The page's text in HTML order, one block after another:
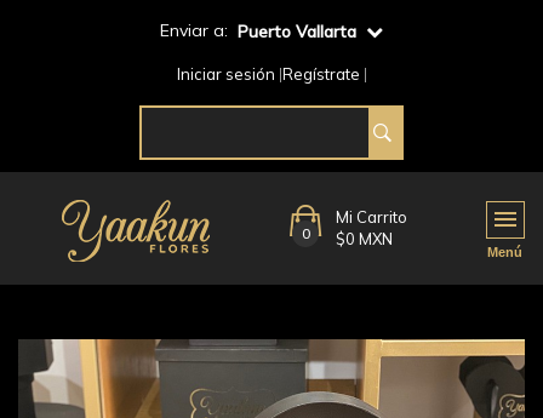
Enviar a: Puerto Vallarta
Iniciar sesión Regístrate
0
Mi Carrito
$0 MXN